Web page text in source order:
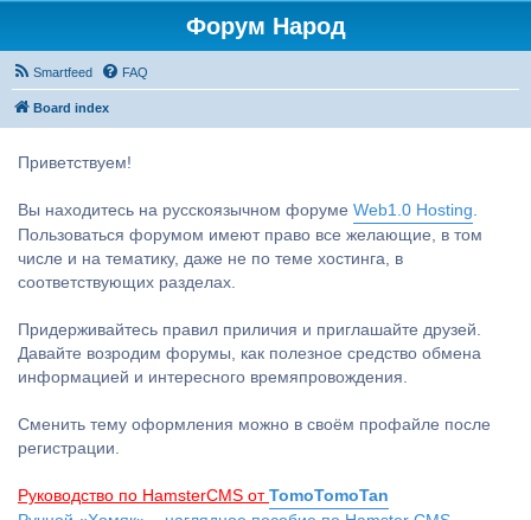
Форум Народ
Smartfeed FAQ
Board index
Приветствуем!
Вы находитесь на русскоязычном форуме Web1.0 Hosting.
Пользоваться форумом имеют право все желающие, в том
числе и на тематику, даже не по теме хостинга, в
соответствующих разделах.
Придерживайтесь правил приличия и приглашайте друзей.
Давайте возродим форумы, как полезное средство обмена
информацией и интересного времяпровождения.
Сменить тему оформления можно в своём профайле после
регистрации.
Руководство по HamsterCMS от TomoTomoTan